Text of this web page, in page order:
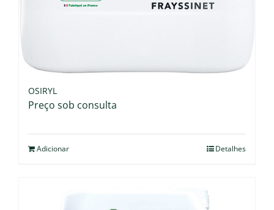
OSIRYL
Preço sob consulta
Adicionar Detalhes